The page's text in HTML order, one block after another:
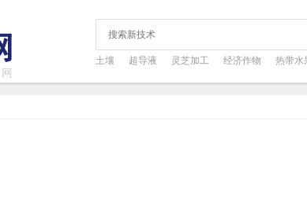
土壤 超导液 灵芝加工 经济作物 热带水